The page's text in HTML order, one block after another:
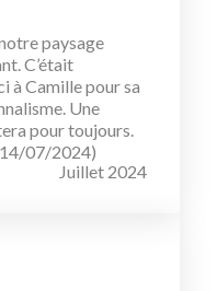
paysage
C’était
à Camille pour sa
Une
pour toujours.
07/2024)
Juillet 2024